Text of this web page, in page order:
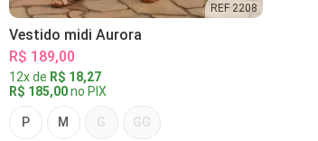
REF 2208
Vestido midi Aurora
R$ 189,00
12x de R$ 18,27
R$ 185,00no PIX
P M G GG